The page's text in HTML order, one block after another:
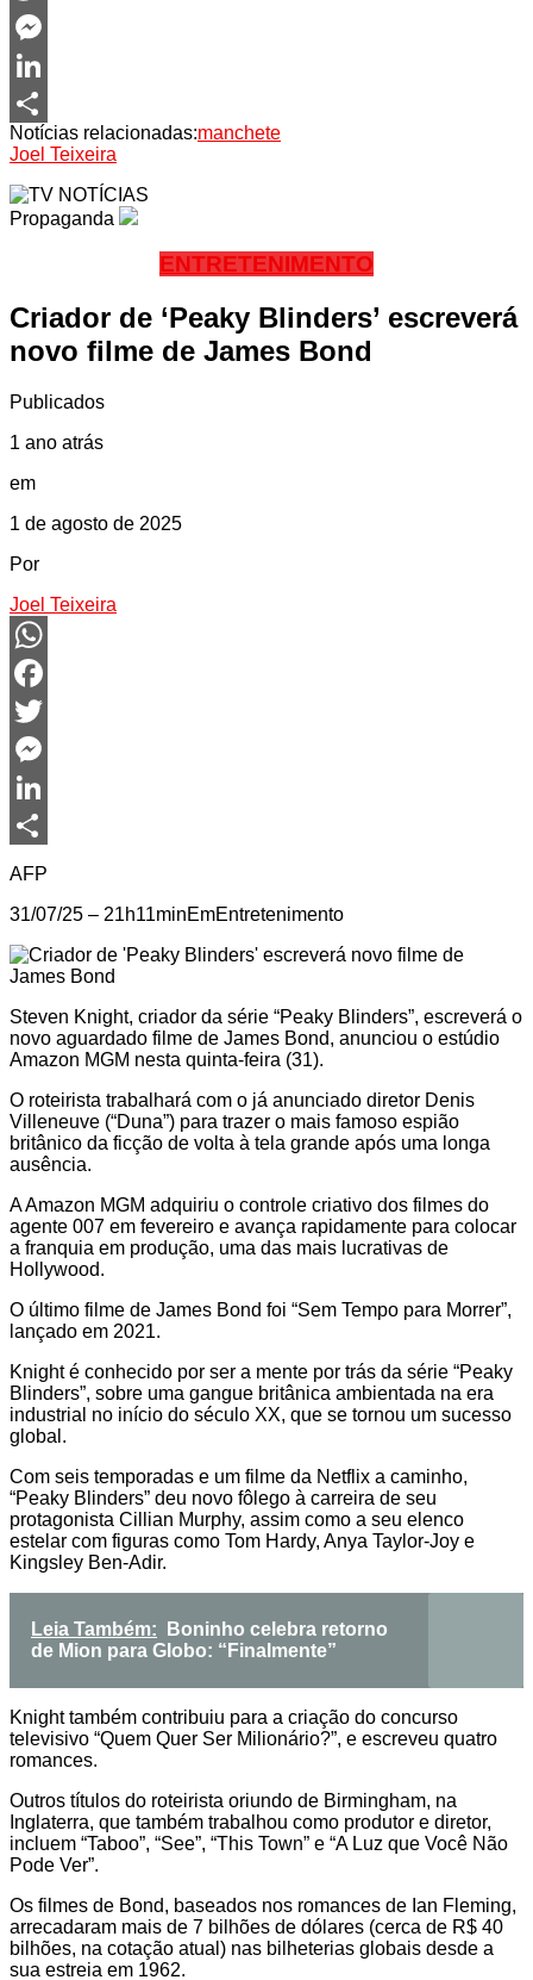
Twitter
Messenger
LinkedIn
Share
Notícias relacionadas:manchete
Joel Teixeira
Propaganda
ENTRETENIMENTO
Criador de ‘Peaky Blinders’ escreverá
novo filme de James Bond
Publicados
1 ano atrás
em
1 de agosto de 2025
Por
Joel Teixeira
WhatsApp
Facebook
Twitter
Messenger
LinkedIn
Share
AFP
31/07/25 – 21h11minEmEntretenimento
Steven Knight, criador da série “Peaky Blinders”, escreverá o
novo aguardado filme de James Bond, anunciou o estúdio
Amazon MGM nesta quinta-feira (31).
O roteirista trabalhará com o já anunciado diretor Denis
Villeneuve (“Duna”) para trazer o mais famoso espião
britânico da ficção de volta à tela grande após uma longa
ausência.
A Amazon MGM adquiriu o controle criativo dos filmes do
agente 007 em fevereiro e avança rapidamente para colocar
a franquia em produção, uma das mais lucrativas de
Hollywood.
O último filme de James Bond foi “Sem Tempo para Morrer”,
lançado em 2021.
Knight é conhecido por ser a mente por trás da série “Peaky
Blinders”, sobre uma gangue britânica ambientada na era
industrial no início do século XX, que se tornou um sucesso
global.
Com seis temporadas e um filme da Netflix a caminho,
“Peaky Blinders” deu novo fôlego à carreira de seu
protagonista Cillian Murphy, assim como a seu elenco
estelar com figuras como Tom Hardy, Anya Taylor-Joy e
Kingsley Ben-Adir.
Leia Também:
Boninho celebra retorno
de Mion para Globo: “Finalmente”
Knight também contribuiu para a criação do concurso
televisivo “Quem Quer Ser Milionário?”, e escreveu quatro
romances.
Outros títulos do roteirista oriundo de Birmingham, na
Inglaterra, que também trabalhou como produtor e diretor,
incluem “Taboo”, “See”, “This Town” e “A Luz que Você Não
Pode Ver”.
Os filmes de Bond, baseados nos romances de Ian Fleming,
arrecadaram mais de 7 bilhões de dólares (cerca de R$ 40
bilhões, na cotação atual) nas bilheterias globais desde a
sua estreia em 1962.